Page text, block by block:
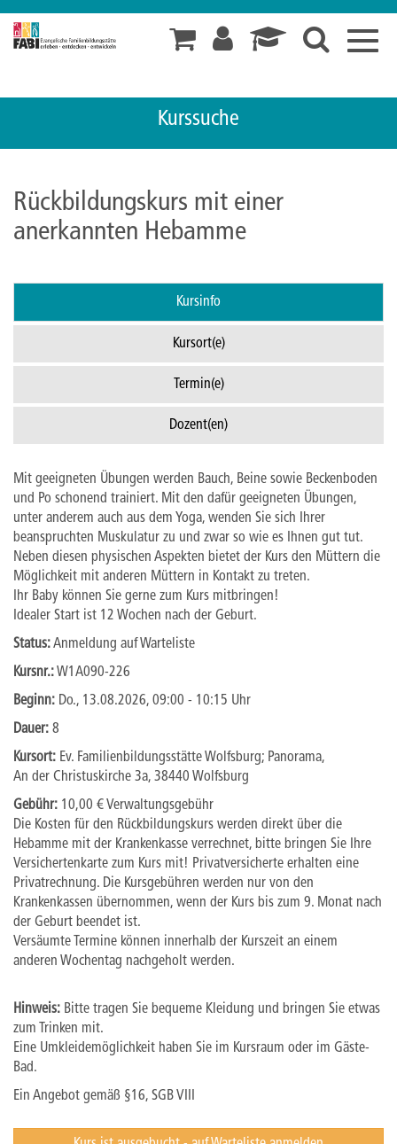
Kurssuche
Rückbildungskurs mit einer
anerkannten Hebamme
Kursinfo
Kursort(e)
Termin(e)
Dozent(en)
Mit geeigneten Übungen werden Bauch, Beine sowie Beckenboden
und Po schonend trainiert. Mit den dafür geeigneten Übungen,
unter anderem auch aus dem Yoga, wenden Sie sich Ihrer
beanspruchten Muskulatur zu und zwar so wie es Ihnen gut tut.
Neben diesen physischen Aspekten bietet der Kurs den Müttern die
Möglichkeit mit anderen Müttern in Kontakt zu treten.
Ihr Baby können Sie gerne zum Kurs mitbringen!
Idealer Start ist 12 Wochen nach der Geburt.
Status:Anmeldung auf Warteliste
Kursnr.:W1A090-226
Beginn: Do., 13.08.2026, 09:00 - 10:15 Uhr
Dauer: 8
Kursort: Ev. Familienbildungsstätte Wolfsburg; Panorama,
An der Christuskirche 3a, 38440 Wolfsburg
Gebühr: 10,00 € Verwaltungsgebühr
Die Kosten für den Rückbildungskurs werden direkt über die
Hebamme mit der Krankenkasse verrechnet, bitte bringen Sie Ihre
Versichertenkarte zum Kurs mit! Privatversicherte erhalten eine
Privatrechnung. Die Kursgebühren werden nur von den
Krankenkassen übernommen, wenn der Kurs bis zum 9. Monat nach
der Geburt beendet ist.
Versäumte Termine können innerhalb der Kurszeit an einem
anderen Wochentag nachgeholt werden.
Hinweis: Bitte tragen Sie bequeme Kleidung und bringen Sie etwas
zum Trinken mit.
Eine Umkleidemöglichkeit haben Sie im Kursraum oder im Gäste-
Bad.
Ein Angebot gemäß §16, SGB VIII